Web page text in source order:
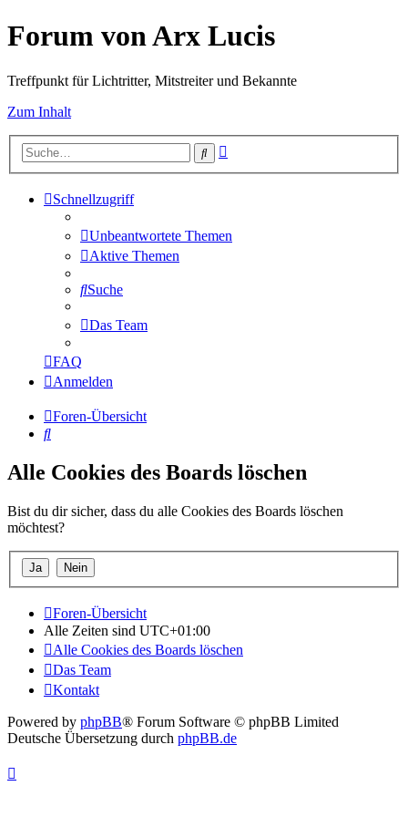
Forum von Arx Lucis
Treffpunkt für Lichtritter, Mitstreiter und Bekannte
Zum Inhalt
Suche
Schnellzugriff
Unbeantwortete Themen
Aktive Themen
Suche
Das Team
FAQ
Anmelden
Foren-Übersicht
Suche
Alle Cookies des Boards löschen
Bist du dir sicher, dass du alle Cookies des Boards löschen
möchtest?
Foren-Übersicht
Alle Zeiten sind UTC+01:00
Alle Cookies des Boards löschen
Das Team
Kontakt
Powered by phpBB® Forum Software © phpBB Limited
Deutsche Übersetzung durch phpBB.de